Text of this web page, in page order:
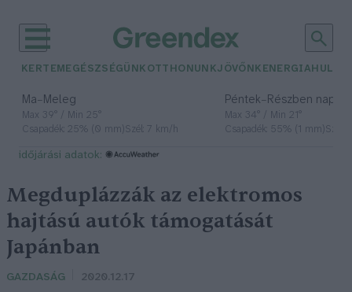
KERTEM EGÉSZSÉGÜNK OTTHONUNKJÖVŐNK ENERGIA
Ma– Meleg
Max 39° / Min 25°
Csapadék: 25% (0 mm)Szél: 7 km/h
Péntek– Részben
Max 34° / Min 21°
Csapadék: 55% (1 mm)Szél:
időjárási adatok:
Megduplázzák az elektromos
hajtású autók támogatását
Japánban
GAZDASÁG 2020.12.17